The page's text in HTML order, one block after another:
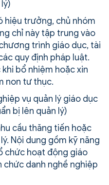
hiệu trưởng, chủ nhóm
chỉ này tập trung vào
trình giáo dục, tài
quy định pháp luật.
bổ nhiệm hoặc xin
non tư thục.
vụ quản lý giáo dục
bị lên quản lý)
cầu thăng tiến hoặc
Nội dung gồm kỹ năng
chức hoạt động giáo
chức danh nghề nghiệp